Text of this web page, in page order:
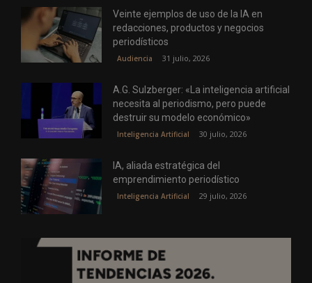
Veinte ejemplos de uso de la IA en
redacciones, productos y negocios
periodísticos
Audiencia 31 julio, 2026
A.G. Sulzberger: «La inteligencia artificial
necesita al periodismo, pero puede
destruir su modelo económico»
Inteligencia Artificial 30 julio, 2026
IA, aliada estratégica del
emprendimiento periodístico
Inteligencia Artificial 29 julio, 2026